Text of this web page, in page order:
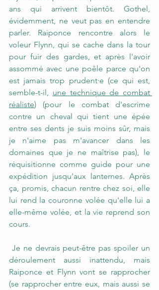
ans qui arrivent bientôt. Gothel,
évidemment, ne veut pas en entendre
parler. Raiponce rencontre alors le
voleur Flynn, qui se cache dans la tour
pour fuir des gardes, et après l'avoir
assommé avec une poêle parce qu'on
est jamais trop prudent·e (ce qui est,
semble-t-il, une technique de combat
réaliste) (pour le combat d'escrime
contre un cheval qui tient une épée
entre ses dents je suis moins sûr, mais
je n'aime pas m'avancer dans les
domaines que je ne maîtrise pas), le
réquisitionne comme guide pour une
expédition jusqu'aux lanternes. Après
ça, promis, chacun rentre chez soi, elle
lui rend la couronne volée qu'elle lui a
elle-même volée, et la vie reprend son
cours.
déroulement aussi inattendu, mais
Raiponce et Flynn vont se rapprocher
(se rapprocher entre eux, mais aussi se